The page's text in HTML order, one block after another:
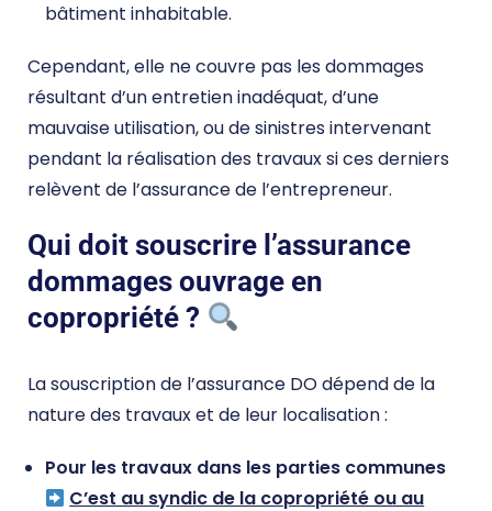
bâtiment inhabitable.
Cependant, elle ne couvre pas les dommages
résultant d’un entretien inadéquat, d’une
mauvaise utilisation, ou de sinistres intervenant
pendant la réalisation des travaux si ces derniers
relèvent de l’assurance de l’entrepreneur.
Qui doit souscrire l’assurance
dommages ouvrage en
copropriété ?
La souscription de l’assurance DO dépend de la
nature des travaux et de leur localisation :
Pour les travaux dans les parties communes
C’est au syndic de la copropriété ou au